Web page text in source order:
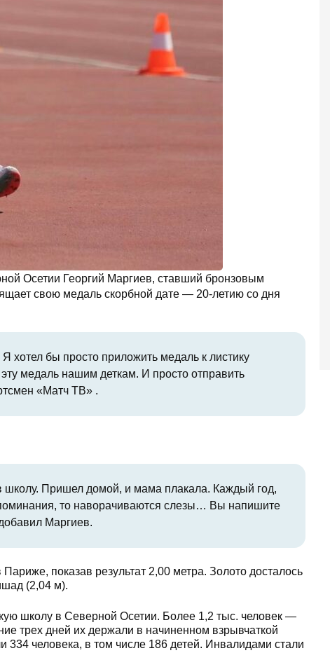
Осетии Георгий Маргиев, ставший бронзовым
свою медаль скорбной дате — 20‑летию со дня
хотел бы просто приложить медаль к листику
медаль нашим деткам. И просто отправить
«Матч ТВ» .
Пришел домой, и мама плакала. Каждый год,
то наворачиваются слезы… Вы напишите
Маргиев.
показав результат 2,00 метра. Золото досталось
(2,04 м).
школу в Северной Осетии. Более 1,2 тыс. человек —
трех дней их держали в начиненном взрывчаткой
334 человека, в том числе 186 детей. Инвалидами стали